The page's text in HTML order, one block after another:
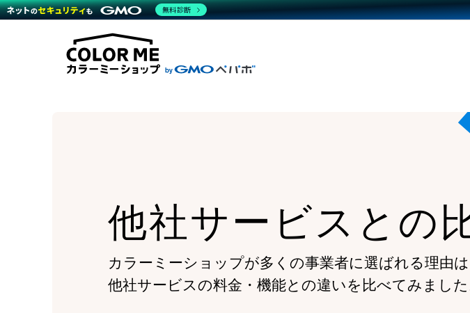
商材一覧を見る
機能一覧を見る
WordPress導入
複数店舗との連携
料金
プラン・料金一覧を見る
事例
運営サポート
サポート一覧を見る
他社サービスとの
カラーミーショップが多くの事業者に選ばれる理由
他社サービスの料金・機能との違いを比べてみました
無料診断